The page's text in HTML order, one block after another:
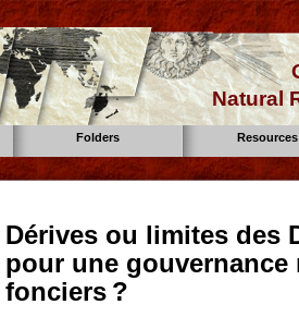
Natural
Folders Resources
Dérives ou limites des
pour une gouvernance
fonciers ?